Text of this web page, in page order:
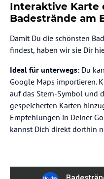
Interaktive Karte
Badestrände am
Damit Du die schönsten
findest, haben wir sie Dir
Ideal für unterwegs: Du
Google Maps importieren.
auf das Stern-Symbol und
gespeicherten Karten
Empfehlungen in Deiner
kannst Dich direkt dorthin